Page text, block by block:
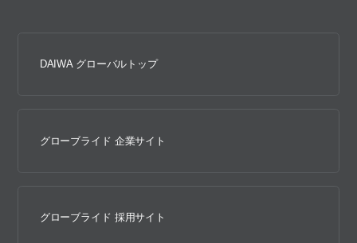
DAIWA グローバルトップ
グローブライド 企業サイト
グローブライド 採用サイト